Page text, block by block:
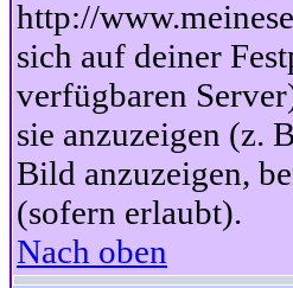
http://
sich auf deiner
verfügbaren
sie anzuzeigen (z.
Bild anzuzeigen,
(sofern erlaubt).
Nach oben